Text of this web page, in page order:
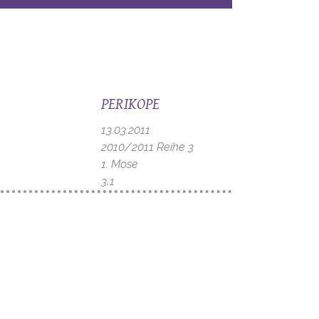
PERIKOPE
13.03.2011
2010/2011 Reihe 3
1. Mose
3,1